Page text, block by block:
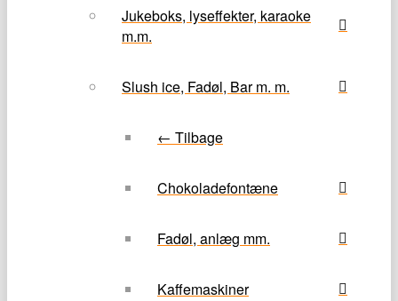
Jukeboks, lyseffekter, karaoke
m.m.
Slush ice, Fadøl, Bar m. m.
← Tilbage
Chokoladefontæne
Fadøl, anlæg mm.
Kaffemaskiner